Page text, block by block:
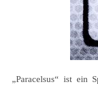
„Paracelsus“ ist ein